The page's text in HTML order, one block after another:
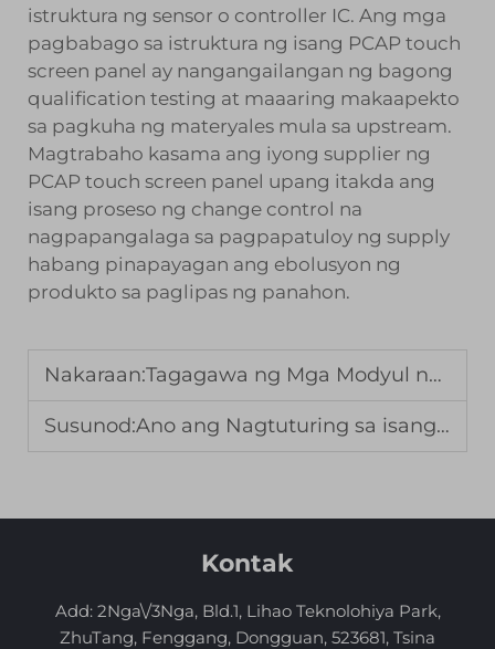
istruktura ng sensor o controller IC. Ang mga
pagbabago sa istruktura ng isang PCAP touch
screen panel ay nangangailangan ng bagong
qualification testing at maaaring makaapekto
sa pagkuha ng materyales mula sa upstream.
Magtrabaho kasama ang iyong supplier ng
PCAP touch screen panel upang itakda ang
isang proseso ng change control na
nagpapangalaga sa pagpapatuloy ng supply
habang pinapayagan ang ebolusyon ng
produkto sa paglipas ng panahon.
Nakaraan:Tagagawa ng Mga Modyul ng Display na IPS LCD para sa Napakahusay na Pagkakatumpak ng Kulay
Susunod:Ano ang Nagtuturing sa isang LCD Module ng Kotse na Maaasahan para sa mga Aplikasyon sa Automotive?
Kontak
Add: 2Nga\/3Nga, Bld.1, Lihao Teknolohiya Park,
ZhuTang, Fenggang, Dongguan, 523681, Tsina